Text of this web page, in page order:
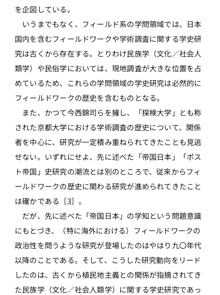
を企図している。
いうまでもなく、フィールド系の学問領域では、日本
国内を含むフィールドワークや学術調査に関する学史研
究は古くから存在する。とりわけ民族学（文化／社会人
類学）や民俗学においては、現地調査が大きな位置を占
めているため、これらの学問領域の学史研究は必然的に
フィールドワークの歴史を含むものとなる。
また、かつて今西錦司らを擁し、「探検大学」とも称
された京都大学における学術調査の歴史について、関係
者を中心に、研究が一定積み重ねられてきたことも見逃
せない。いずれにせよ、先に述べた「帝国日本」「ポス
ト帝国」史研究の潮流とは別のところで、従来からフィ
ールドワークの歴史に関わる研究が進められてきたこと
は確かである［3］。
だが、先に述べた「帝国日本」の学知という問題意識
にもとづき、（特に海外における）フィールドワークの
政治性を問うような研究が登場したのはやはり九〇年代
以降のことである。そして、こうした研究動向をリード
したのは、古くから植民地主義との関係が指摘されてき
た民族学（文化／社会人類学）に関する学史研究であっ